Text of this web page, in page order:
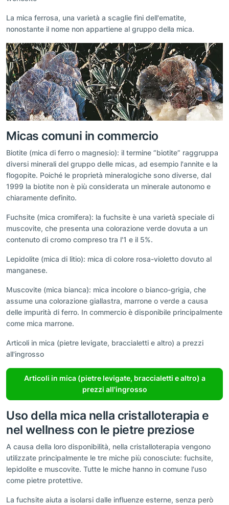
La mica ferrosa, una varietà a scaglie fini dell'ematite,
nonostante il nome non appartiene al gruppo della mica.
Micas comuni in commercio
Biotite (mica di ferro o magnesio): il termine “biotite” raggruppa
diversi minerali del gruppo delle micas, ad esempio l'annite e la
flogopite. Poiché le proprietà mineralogiche sono diverse, dal
1999 la biotite non è più considerata un minerale autonomo e
chiaramente definito.
Fuchsite (mica cromifera): la fuchsite è una varietà speciale di
muscovite, che presenta una colorazione verde dovuta a un
contenuto di cromo compreso tra l'1 e il 5%.
Lepidolite (mica di litio): mica di colore rosa-violetto dovuto al
manganese.
Muscovite (mica bianca): mica incolore o bianco-grigia, che
assume una colorazione giallastra, marrone o verde a causa
delle impurità di ferro. In commercio è disponibile principalmente
come mica marrone.
Articoli in mica (pietre levigate, braccialetti e altro) a prezzi
all'ingrosso
Articoli in mica (pietre levigate, braccialetti e altro) a
prezzi all'ingrosso
Uso della mica nella cristalloterapia e
nel wellness con le pietre preziose
A causa della loro disponibilità, nella cristalloterapia vengono
utilizzate principalmente le tre miche più conosciute: fuchsite,
lepidolite e muscovite. Tutte le miche hanno in comune l'uso
come pietre protettive.
La fuchsite aiuta a isolarsi dalle influenze esterne, senza però